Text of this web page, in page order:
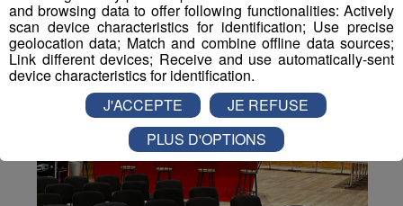
and browsing data to offer following functionalities: Actively
scan device characteristics for identification; Use precise
geolocation data; Match and combine offline data sources;
Link different devices; Receive and use automatically-sent
device characteristics for identification.
J'ACCEPTE
JE REFUSE
PLUS D'OPTIONS